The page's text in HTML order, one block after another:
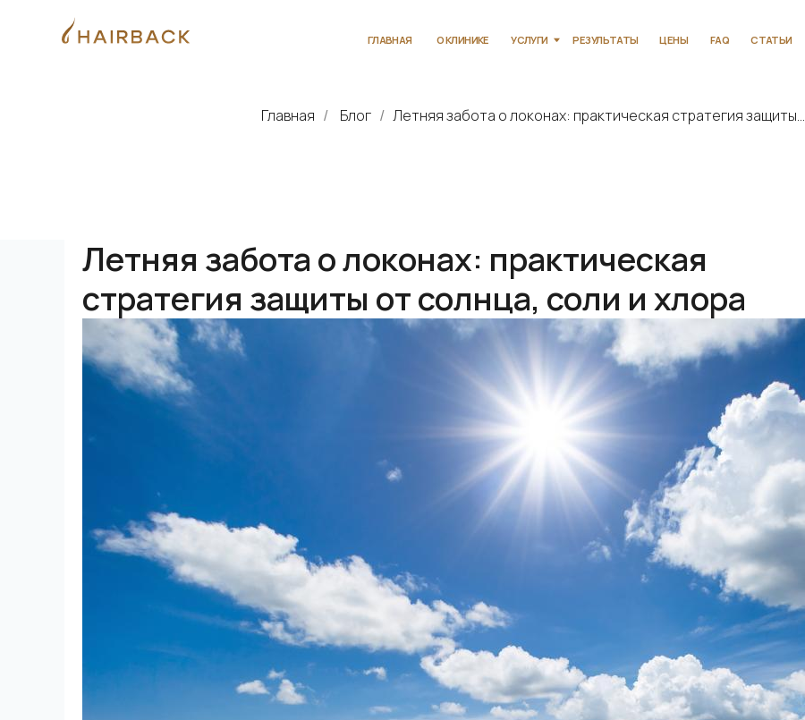
ГЛАВНАЯ О КЛИНИКЕ УСЛУГИ ЦЕНЫ FAQ СТАТЬИ КОНТАКТЫ
РЕЗУЛЬТАТЫ
Главная / Блог / Летняя забота о локонах: практическая стратегия защиты...
Летняя забота о локонах: практическая
стратегия защиты от солнца, соли и хлора